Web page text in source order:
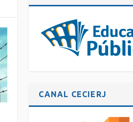
CANAL CECIERJ